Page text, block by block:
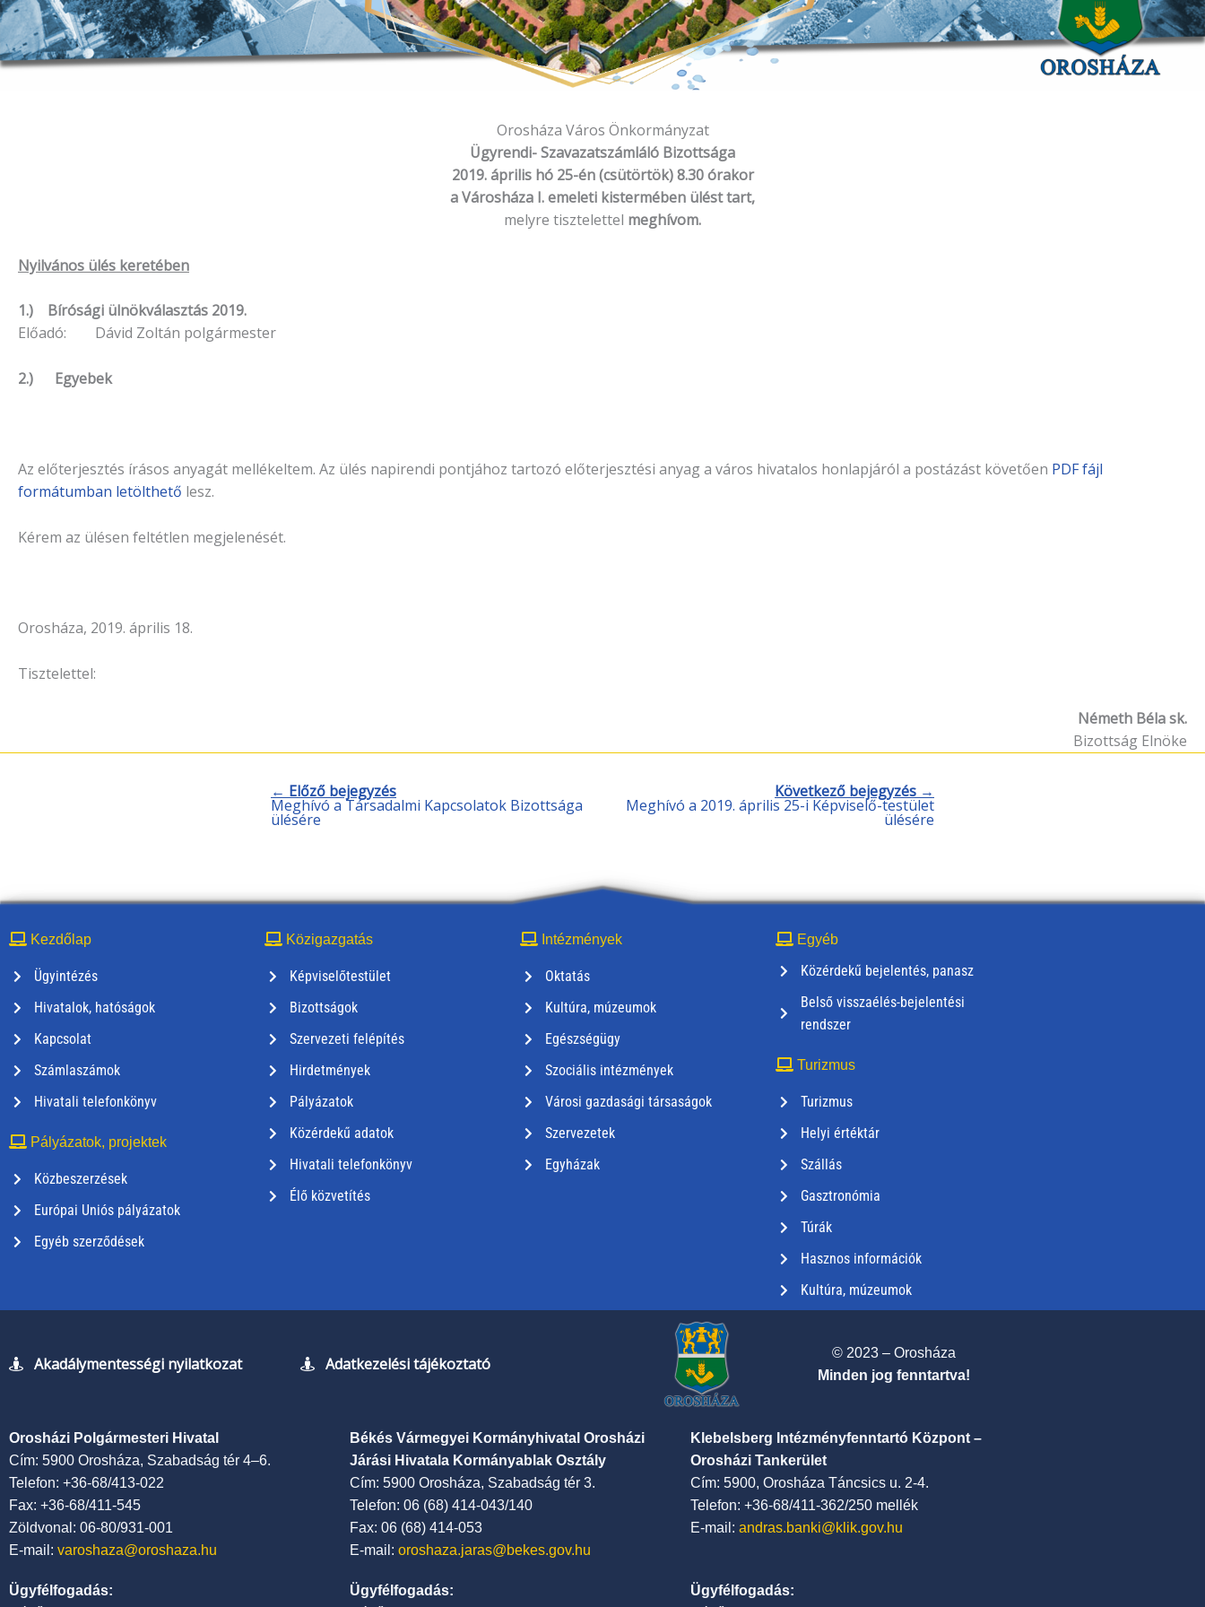
Orosháza Város Önkormányzat
Ügyrendi- Szavazatszámláló Bizottsága
2019. április hó 25-én (csütörtök) 8.30 órakor
a Városháza I. emeleti kistermében ülést tart,
melyre tisztelettel meghívom.
Nyilvános ülés keretében
1.) Bírósági ülnökválasztás 2019.
Előadó: Dávid Zoltán polgármester
2.) Egyebek
Az előterjesztés írásos anyagát mellékeltem. Az ülés napirendi pontjához tartozó elő­terjesztési anyag a város hivatalos honlapjáról a postázást köve­tően PDF fájl
formátumban letölthető lesz.
Kérem az ülésen feltétlen megjelenését.
Orosháza, 2019. április 18.
Tisztelettel:
Németh Béla sk.
Bizottság Elnöke
← Előző bejegyzés
Meghívó a Társadalmi Kapcsolatok Bizottsága
ülésére
Következő bejegyzés →
Meghívó a 2019. április 25-i Képviselő-testület
ülésére
Kezdőlap
Ügyintézés
Hivatalok, hatóságok
Kapcsolat
Számlaszámok
Hivatali telefonkönyv
Pályázatok, projektek
Közbeszerzések
Európai Uniós pályázatok
Egyéb szerződések
Közigazgatás
Képviselőtestület
Bizottságok
Szervezeti felépítés
Hirdetmények
Pályázatok
Közérdekű adatok
Hivatali telefonkönyv
Élő közvetítés
Intézmények
Oktatás
Kultúra, múzeumok
Egészségügy
Szociális intézmények
Városi gazdasági társaságok
Szervezetek
Egyházak
Egyéb
Közérdekű bejelentés, panasz
Belső visszaélés-bejelentési
rendszer
Turizmus
Turizmus
Helyi értéktár
Szállás
Gasztronómia
Túrák
Hasznos információk
Kultúra, múzeumok
Akadálymentességi nyilatkozat Adatkezelési tájékoztató
© 2023 – Orosháza
Minden jog fenntartva!
Orosházi Polgármesteri Hivatal
Cím: 5900 Orosháza, Szabadság tér 4–6.
Telefon: +36-68/413-022
Fax: +36-68/411-545
Zöldvonal: 06-80/931-001
E-mail: varoshaza@oroshaza.hu
Békés Vármegyei Kormányhivatal Orosházi
Járási Hivatala Kormányablak Osztály
Cím: 5900 Orosháza, Szabadság tér 3.
Telefon: 06 (68) 414-043/140
Fax: 06 (68) 414-053
E-mail: oroshaza.jaras@bekes.gov.hu
Klebelsberg Intézményfenntartó Központ –
Orosházi Tankerület
Cím: 5900, Orosháza Táncsics u. 2-4.
Telefon: +36-68/411-362/250 mellék
E-mail: andras.banki@klik.gov.hu
Ügyfélfogadás:
Ügyfélfogadás:
Ügyfélfogadás: